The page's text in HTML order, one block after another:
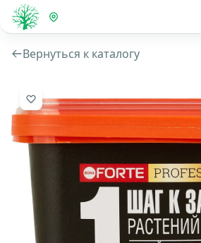
Вернуться к каталогу